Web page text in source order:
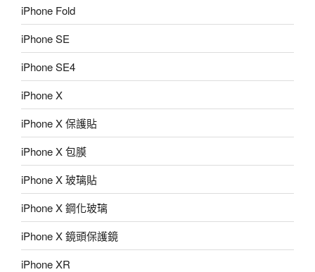
iPhone Fold
iPhone SE
iPhone SE4
iPhone X
iPhone X 保護貼
iPhone X 包膜
iPhone X 玻璃貼
iPhone X 鋼化玻璃
iPhone X 鏡頭保護鏡
iPhone XR